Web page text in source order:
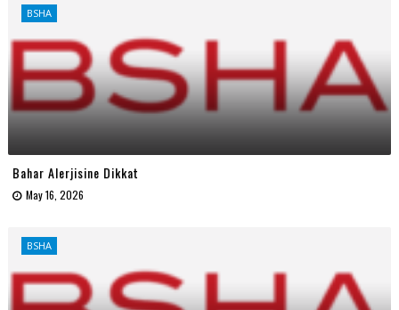
BSHA
Bahar Alerjisine Dikkat
May 16, 2026
BSHA